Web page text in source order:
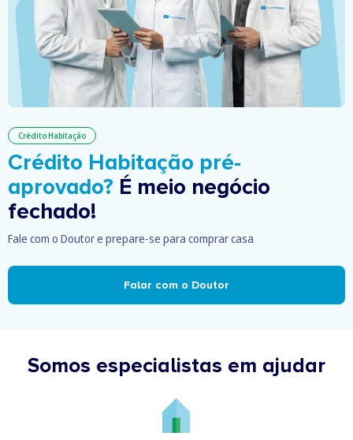
Crédito Habitação
Crédito Habitação pré-
aprovado? É meio negócio
fechado!
Fale com o Doutor e prepare-se para comprar casa
Falar com o Doutor
Somos especialistas em ajudar